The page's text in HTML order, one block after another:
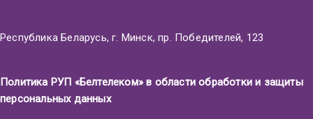
Республика Беларусь, г. Минск, пр. Победителей, 123
Политика РУП «Белтелеком» в области обработки и защиты
персональных данных